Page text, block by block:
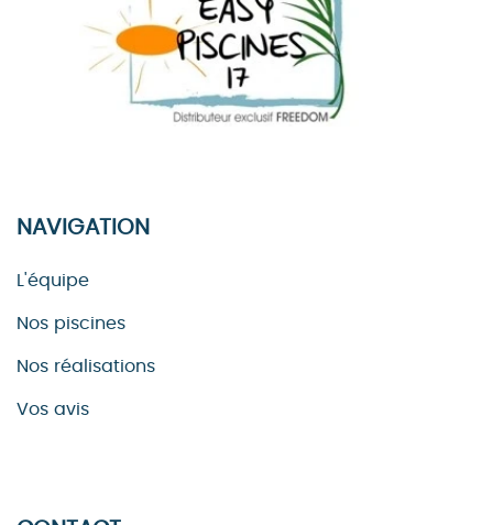
NAVIGATION
L'équipe
Nos piscines
Nos réalisations
Vos avis